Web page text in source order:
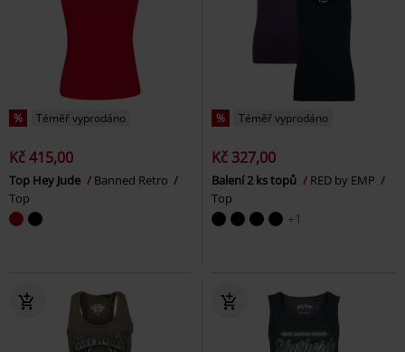
% Téměř vyprodáno
Kč 415,00
Top Hey Jude
Banned Retro
Top
% Téměř vyprodáno
Kč 327,00
Balení 2 ks topů
RED by EMP
Top
+1